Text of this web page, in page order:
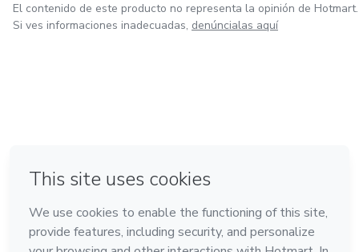
El contenido de este producto no representa la opinión de Hotmart.
Si ves informaciones inadecuadas, denúncialas aquí
Hecho con❤ en Belo Horizonte